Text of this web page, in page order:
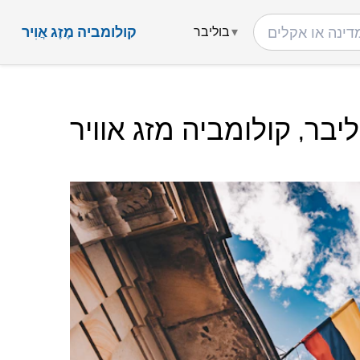
קולומביה מֶזֶג אֲוִיר בוליבר
קולומביה מזג אוויר